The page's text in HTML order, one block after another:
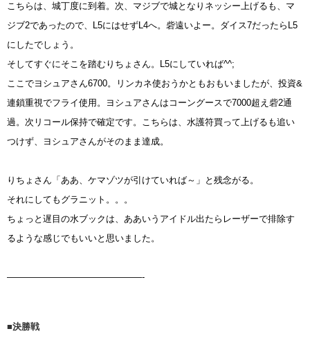
こちらは、城丁度に到着。次、マジブで城となりネッシー上げるも、マ
ジブ2であったので、L5にはせずL4へ。砦遠いよー。ダイス7だったらL5
にしたでしょう。
そしてすぐにそこを踏むりちょさん。L5にしていれば^^;
ここでヨシュアさん6700。リンカネ使おうかともおもいましたが、投資&
連鎖重視でフライ使用。ヨシュアさんはコーングースで7000超え砦2通
過。次リコール保持で確定です。こちらは、水護符買って上げるも追い
つけず、ヨシュアさんがそのまま達成。
りちょさん「ああ、ケマゾツが引けていれば～」と残念がる。
それにしてもグラニット。。。
ちょっと遅目の水ブックは、ああいうアイドル出たらレーザーで排除す
るような感じでもいいと思いました。
———————————————-
■決勝戦